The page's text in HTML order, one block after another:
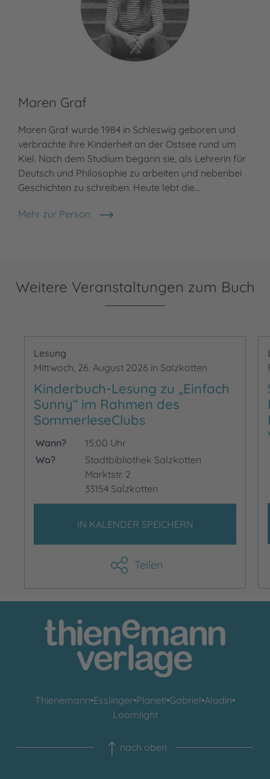
Maren Graf
Maren Graf wurde 1984 in Schleswig geboren und
verbrachte ihre Kinderheit an der Ostsee rund um
Kiel. Nach dem Studium begann sie, als Lehrerin für
Deutsch und Philosophie zu arbeiten und nebenbei
Geschichten zu schreiben. Heute lebt die…
Mehr zur Person
Weitere Veranstaltungen zum Buch
Lesung
Mittwoch, 26. August 2026 in Salzkotten
Kinderbuch-Lesung zu „Einfach
Sunny“ im Rahmen des
SommerleseClubs
Wann?
15:00 Uhr
Wo?
Stadtbibliothek Salzkotten
Marktstr. 2
33154 Salzkotten
IN KALENDER SPEICHERN
Teilen
Thienemann•Esslinger•Planet!•Gabriel•Aladin•
Loomlight
nach oben